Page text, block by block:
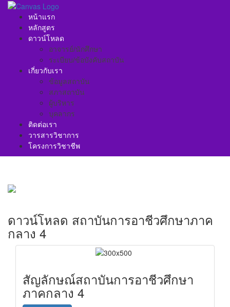
หน้าแรก
หลักสูตร
ดาวน์โหลด
อาจารย์/นักศึกษา
ระเบียบ/ข้อบังคับสถาบัน
เกี่ยวกับเรา
ข้อมูลสถาบัน
สภาสถาบัน
ผู้บริหาร
บุคลากร
ติดต่อเรา
วารสารวิชาการ
โครงการวิชาชีพ
ดาวน์โหลด สถาบันการอาชีวศึกษาภาค
กลาง 4
สัญลักษณ์สถาบันการอาชีวศึกษา
ภาคกลาง 4